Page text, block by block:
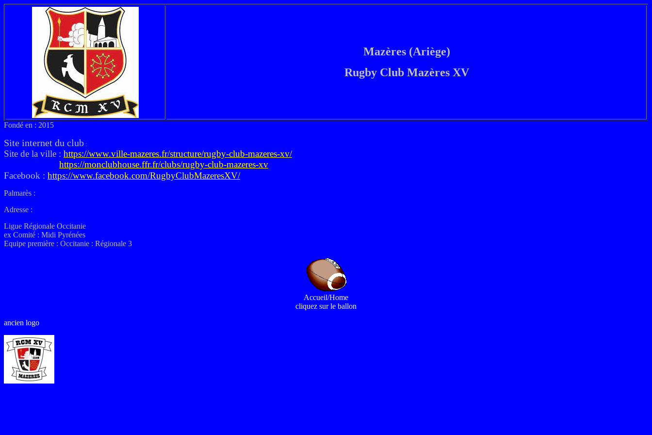
Mazères (Ariège)
Rugby Club Mazères XV
Fondé en : 2015
Site internet du club :
Site de la ville : https://www.ville-mazeres.fr/structure/rugby-club-mazeres-xv/
https://monclubhouse.ffr.fr/clubs/rugby-club-mazeres-xv
Facebook : https://www.facebook.com/RugbyClubMazeresXV/
Palmarès :
Adresse :
Ligue Régionale Occitanie
ex Comité : Midi Pyrénées
Equipe première : Occitanie : Régionale 3
Accueil/Home
cliquez sur le ballon
ancien logo